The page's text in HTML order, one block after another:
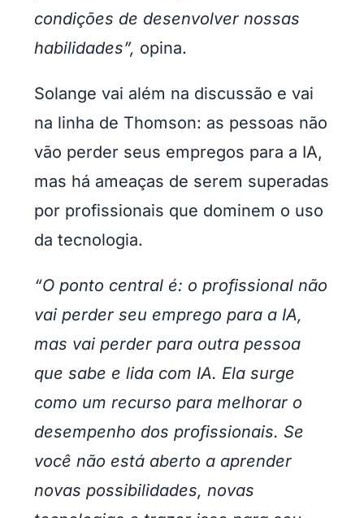
condições de desenvolver nossas
habilidades”, opina.
Solange vai além na discussão e vai
na linha de Thomson: as pessoas não
vão perder seus empregos para a IA,
mas há ameaças de serem superadas
por profissionais que dominem o uso
da tecnologia.
“O ponto central é: o profissional não
vai perder seu emprego para a IA,
mas vai perder para outra pessoa
que sabe e lida com IA. Ela surge
como um recurso para melhorar o
desempenho dos profissionais. Se
você não está aberto a aprender
novas possibilidades, novas